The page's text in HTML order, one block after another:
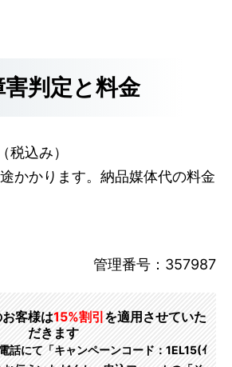
害判定と料金
込み）
かかります。納品媒体代の料金
管理番号：357987
客様は15%割引 を適用させていた
だきます
話にて「キャンペーンコード：1EL15(ｲ